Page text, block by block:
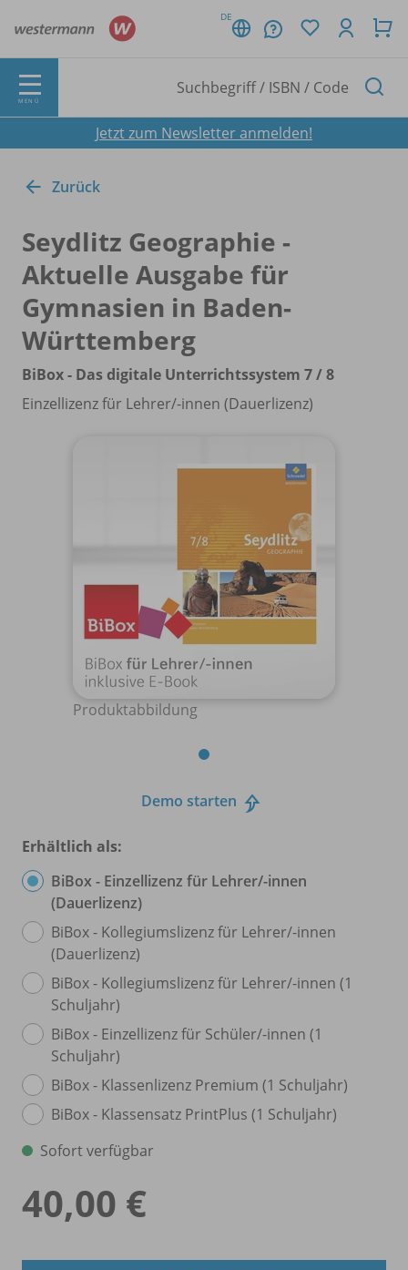
DE
MENÜ
Jetzt zum Newsletter anmelden!
Zurück
Seydlitz Geographie -
Aktuelle Ausgabe für
Gymnasien in Baden-
Württemberg
BiBox - Das digitale Unterrichtssystem 7 /8
Einzellizenz für Lehrer/-innen (Dauerlizenz)
Produktabbildung
Demo starten
Erhältlich als:
BiBox - Einzellizenz für Lehrer/-innen
(Dauerlizenz)
BiBox - Kollegiumslizenz für Lehrer/-innen
(Dauerlizenz)
BiBox - Kollegiumslizenz für Lehrer/-innen (1
Schuljahr)
BiBox - Einzellizenz für Schüler/-innen (1
Schuljahr)
BiBox - Klassenlizenz Premium (1 Schuljahr)
BiBox - Klassensatz PrintPlus (1 Schuljahr)
Sofort verfügbar
40,00 €